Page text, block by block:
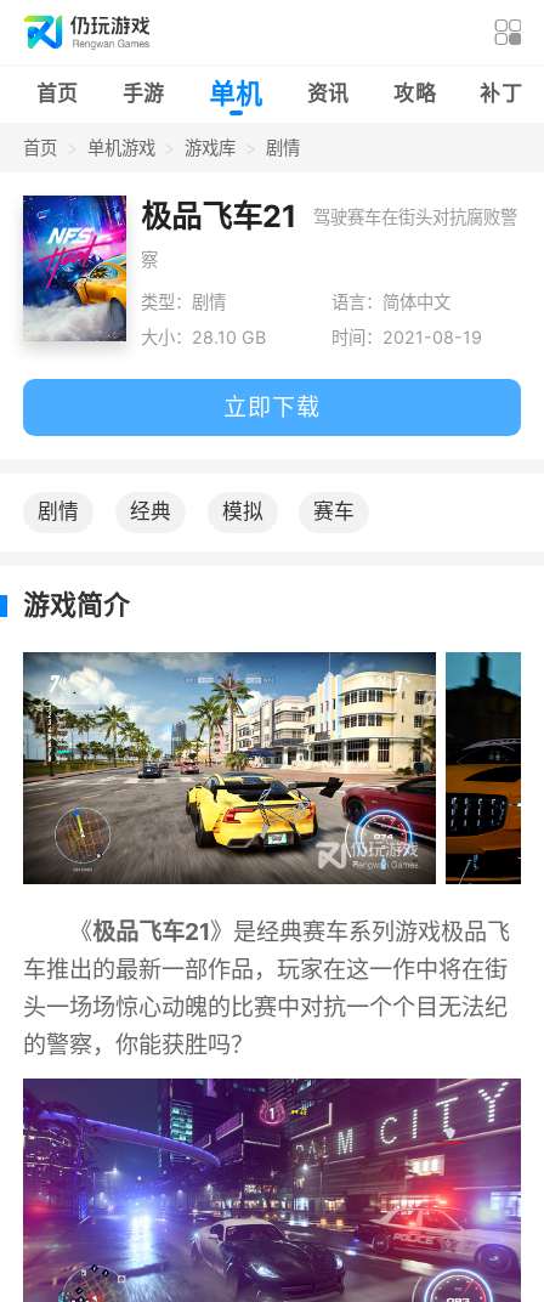
首页 手游 单机 资讯 攻略 补丁
首页 单机游戏 游戏库 剧情
极品飞车21 驾驶赛车在街头对抗腐败警
察
类型：剧情
语言：简体中文
大小：28.10 GB
时间：2021-08-19
立即下载
剧情 经典 模拟 赛车
游戏简介
《极品飞车21》是经典赛车系列游戏极品飞
车推出的最新一部作品，玩家在这一作中将在街
头一场场惊心动魄的比赛中对抗一个个目无法纪
的警察，你能获胜吗？